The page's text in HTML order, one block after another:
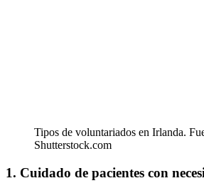
Tipos de voluntariados en Irlanda.
Shutterstock.com
1. Cuidado de pacientes con